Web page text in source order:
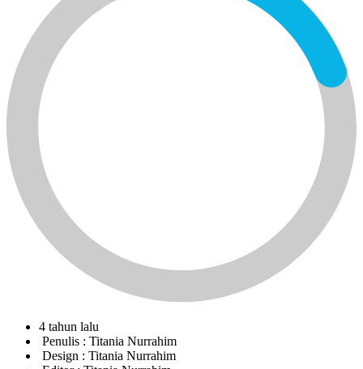
4 tahun lalu
Penulis : Titania Nurrahim
Design : Titania Nurrahim